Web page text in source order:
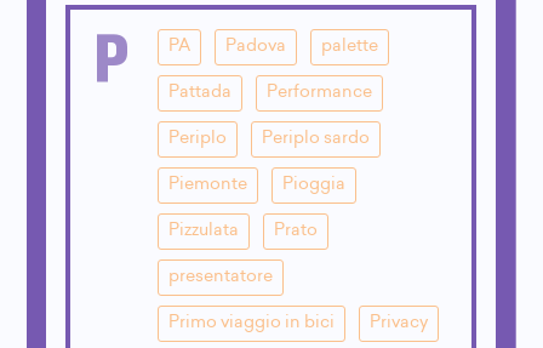
P PA Padova palette
Pattada Performance
Periplo Periplo sardo
Piemonte Pioggia
Pizzulata Prato
presentatore
Primo viaggio in bici Privacy